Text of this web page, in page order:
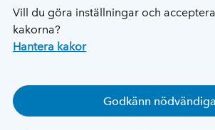
Vill du göra inställningar och
kakorna?
Hantera kakor
Godkänn nödvändiga